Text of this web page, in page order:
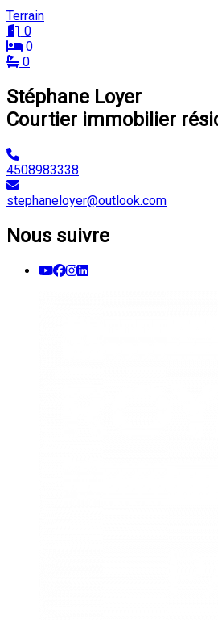
Terrain
0
0
0
Stéphane Loyer
Courtier immobilier
4508983338
stephaneloyer@outlook.com
Nous suivre